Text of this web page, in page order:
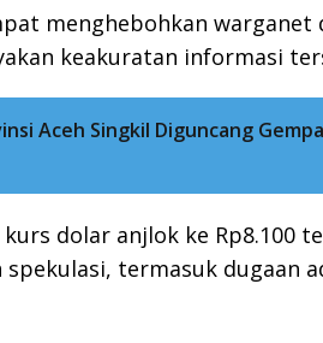
menghebohkan
keakuratan informasi
Aceh Singkil Diguncang
dolar anjlok ke Rp8.100
termasuk dugaan